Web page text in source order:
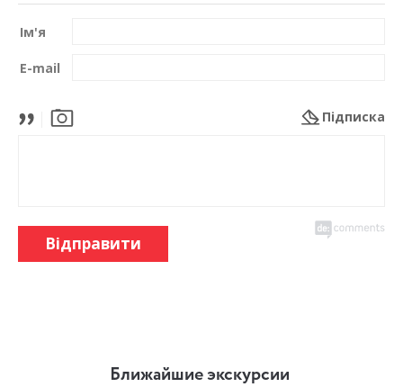
Ім'я
E-mail
Підписка
Відправити
Ближайшие экскурсии